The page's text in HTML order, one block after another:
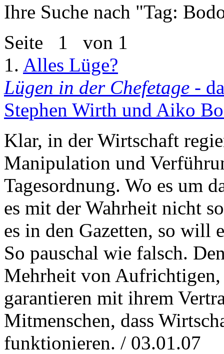
Ihre Suche nach "Tag:
Seite 1 von 1
1. Alles Lüge?
Lügen in der Chefetage -
Stephen Wirth und Aiko
Klar, in der Wirtschaft
Manipulation und
Tagesordnung. Wo es um
es mit der Wahrheit nicht
es in den Gazetten, so will
So pauschal wie falsch.
Mehrheit von Aufrichtigen,
garantieren mit ihrem
Mitmenschen, dass
funktionieren. / 03.01.07